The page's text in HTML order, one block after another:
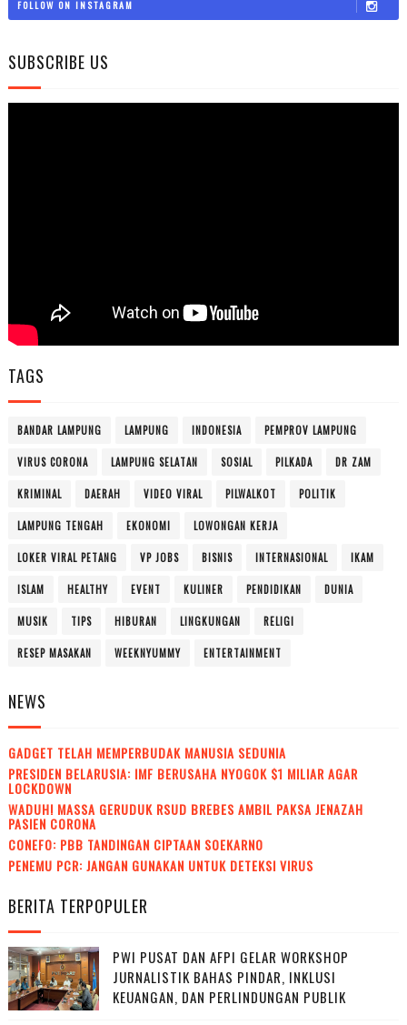
FOLLOW ON INSTAGRAM
SUBSCRIBE US
TAGS
BANDAR LAMPUNG LAMPUNG INDONESIA PEMPROV LAMPUNG
VIRUS CORONA LAMPUNG SELATAN SOSIAL PILKADA DR ZAM
KRIMINAL DAERAH VIDEO VIRAL PILWALKOT POLITIK
LAMPUNG TENGAH EKONOMI LOWONGAN KERJA
LOKER VIRAL PETANG VP JOBS BISNIS INTERNASIONAL IKAM
ISLAM HEALTHY EVENT KULINER PENDIDIKAN DUNIA
MUSIK TIPS HIBURAN LINGKUNGAN RELIGI
RESEP MASAKAN WEEKNYUMMY ENTERTAINMENT
NEWS
GADGET TELAH MEMPERBUDAK MANUSIA SEDUNIA
PRESIDEN BELARUSIA: IMF BERUSAHA NYOGOK $1 MILIAR AGAR
LOCKDOWN
WADUH! MASSA GERUDUK RSUD BREBES AMBIL PAKSA JENAZAH
PASIEN CORONA
CONEFO: PBB TANDINGAN CIPTAAN SOEKARNO
PENEMU PCR: JANGAN GUNAKAN UNTUK DETEKSI VIRUS
BERITA TERPOPULER
PWI PUSAT DAN AFPI GELAR WORKSHOP
JURNALISTIK BAHAS PINDAR, INKLUSI
KEUANGAN, DAN PERLINDUNGAN PUBLIK